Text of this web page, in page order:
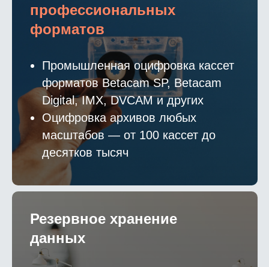
профессиональных
форматов
Промышленная оцифровка кассет
форматов Betacam SP, Betacam
Digital, IMX, DVCAM и других
Оцифровка архивов любых
масштабов — от 100 кассет до
десятков тысяч
Резервное хранение
данных